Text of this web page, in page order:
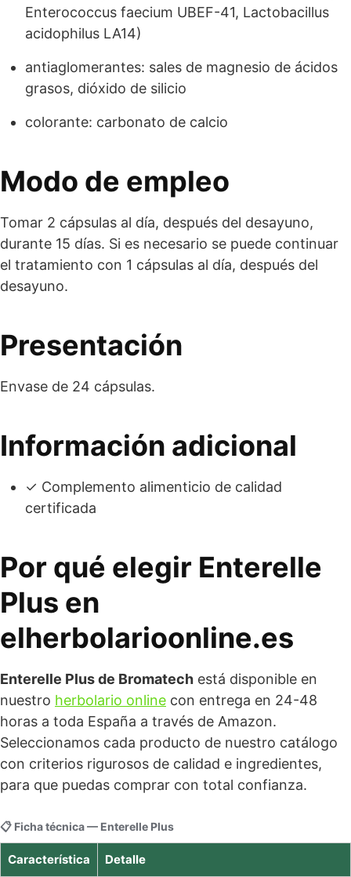
Enterococcus faecium UBEF-41, Lactobacillus
acidophilus LA14)
antiaglomerantes: sales de magnesio de ácidos
grasos, dióxido de silicio
colorante: carbonato de calcio
Modo de empleo
Tomar 2 cápsulas al día, después del desayuno,
durante 15 días. Si es necesario se puede continuar
el tratamiento con 1 cápsulas al día, después del
desayuno.
Presentación
Envase de 24 cápsulas.
Información adicional
✓ Complemento alimenticio de calidad
certificada
Por qué elegir Enterelle
Plus en
elherbolarioonline.es
Enterelle Plus de Bromatech está disponible en
nuestro herbolario online con entrega en 24-48
horas a toda España a través de Amazon.
Seleccionamos cada producto de nuestro catálogo
con criterios rigurosos de calidad e ingredientes,
para que puedas comprar con total confianza.
📋 Ficha técnica — Enterelle Plus
Característica Detalle